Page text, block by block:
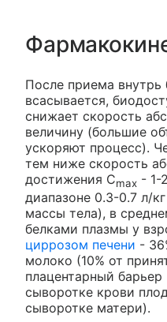
После приема внутрь
всасывается,
снижает скорость
величину (большие
ускоряют процесс).
тем ниже скорость
достижения Cmax - 1-
диапазоне 0.3-0.7 л/
массы тела), в
белками плазмы у
циррозом печени -
молоко (10% от
плацентарный
сыворотке крови
сыворотке матери).